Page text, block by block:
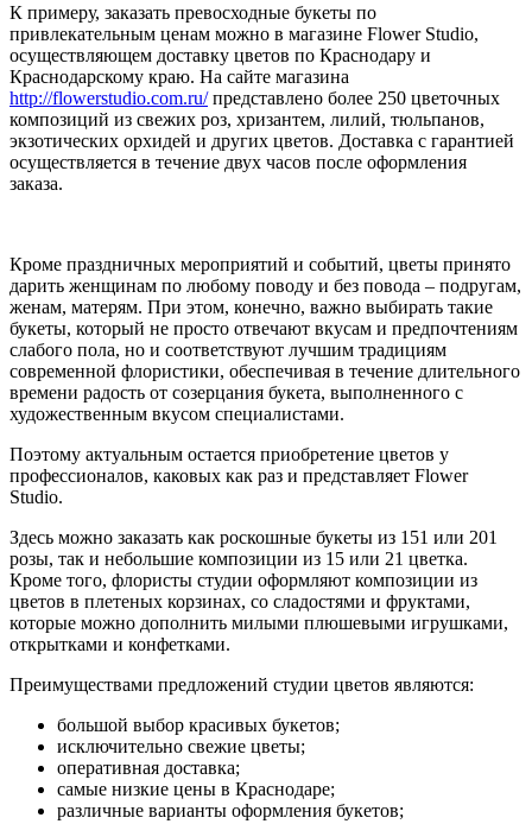
К примеру, заказать превосходные букеты по
привлекательным ценам можно в магазине Flower Studio,
осуществляющем доставку цветов по Краснодару и
Краснодарскому краю. На сайте магазина
http://flowerstudio.com.ru/представлено более 250 цветочных
композиций из свежих роз, хризантем, лилий, тюльпанов,
экзотических орхидей и других цветов. Доставка с гарантией
осуществляется в течение двух часов после оформления
заказа.
Кроме праздничных мероприятий и событий, цветы принято
дарить женщинам по любому поводу и без повода – подругам,
женам, матерям. При этом, конечно, важно выбирать такие
букеты, который не просто отвечают вкусам и предпочтениям
слабого пола, но и соответствуют лучшим традициям
современной флористики, обеспечивая в течение длительного
времени радость от созерцания букета, выполненного с
художественным вкусом специалистами.
Поэтому актуальным остается приобретение цветов у
профессионалов, каковых как раз и представляет Flower
Studio.
Здесь можно заказать как роскошные букеты из 151 или 201
розы, так и небольшие композиции из 15 или 21 цветка.
Кроме того, флористы студии оформляют композиции из
цветов в плетеных корзинах, со сладостями и фруктами,
которые можно дополнить милыми плюшевыми игрушками,
открытками и конфетками.
Преимуществами предложений студии цветов являются:
большой выбор красивых букетов;
исключительно свежие цветы;
оперативная доставка;
самые низкие цены в Краснодаре;
различные варианты оформления букетов;